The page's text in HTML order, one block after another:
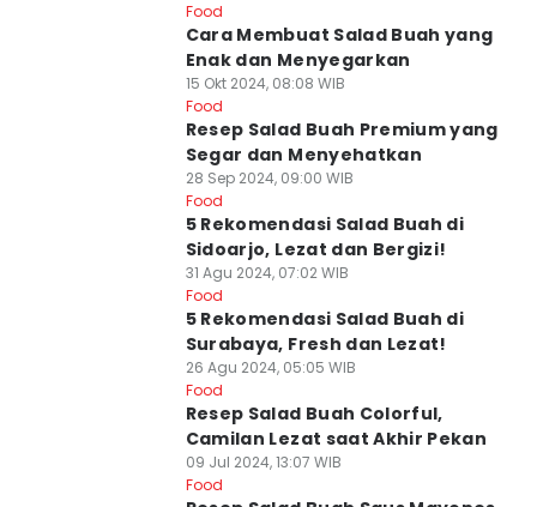
Food
Cara Membuat Salad Buah yang
Enak dan Menyegarkan
15 Okt 2024, 08:08 WIB
Food
Resep Salad Buah Premium yang
Segar dan Menyehatkan
28 Sep 2024, 09:00 WIB
Food
5 Rekomendasi Salad Buah di
Sidoarjo, Lezat dan Bergizi!
31 Agu 2024, 07:02 WIB
Food
5 Rekomendasi Salad Buah di
Surabaya, Fresh dan Lezat!
26 Agu 2024, 05:05 WIB
Food
Resep Salad Buah Colorful,
Camilan Lezat saat Akhir Pekan
09 Jul 2024, 13:07 WIB
Food